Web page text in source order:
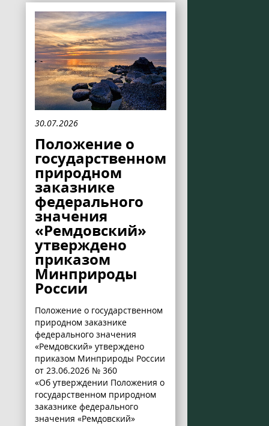
30.07.2026
Положение о
государственном
природном
заказнике
федерального
значения
«Ремдовский»
утверждено
приказом
Минприроды
России
Положение о государственном
природном заказнике
федерального значения
«Ремдовский» утверждено
приказом Минприроды России
от 23.06.2026 № 360
«Об утверждении Положения о
государственном природном
заказнике федерального
значения «Ремдовский»